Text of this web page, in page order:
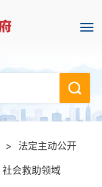
>
法定主动公开
社会救助领域